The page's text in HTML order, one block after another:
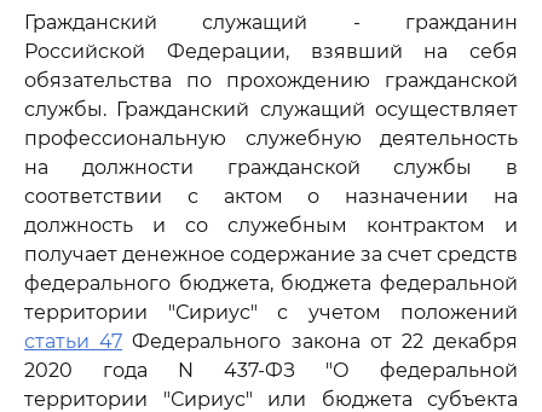
Гражданский служащий - гражданин
Российской Федерации, взявший на себя
обязательства по прохождению гражданской
службы. Гражданский служащий осуществляет
профессиональную служебную деятельность
на должности гражданской службы в
соответствии с актом о назначении на
должность и со служебным контрактом и
получает денежное содержание за счет средств
федерального бюджета, бюджета федеральной
территории "Сириус" с учетом положений
статьи 47 Федерального закона от 22 декабря
2020 года N 437-ФЗ "О федеральной
территории "Сириус" или бюджета субъекта